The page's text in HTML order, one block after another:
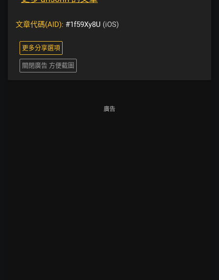
文章代碼(AID): #1f59Xy8U (iOS)
更多分享選項
關閉廣告 方便截圖
廣告